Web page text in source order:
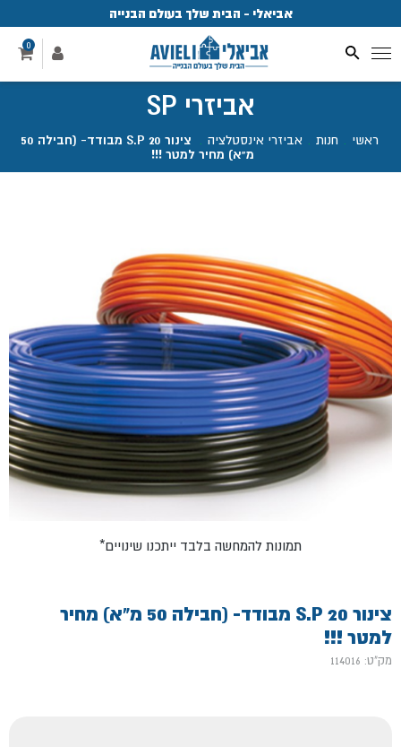
אביאלי - הבית שלך בעולם הבנייה
0
אביזרי SP
ראשי חנות אביזרי אינסטלציה
צינור S.P 20 מבודד- (חבילה 50
מ"א) מחיר למטר !!!
צינור S.P 20 מבודד- (חבילה 50 מ"א) מחיר
למטר !!!
מק"ט: 114016
*תמונות להמחשה בלבד ייתכנו שינויים